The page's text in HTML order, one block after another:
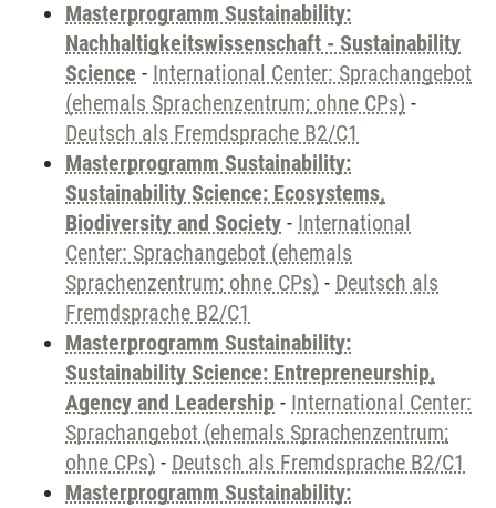
Masterprogramm Sustainability:
Nachhaltigkeitswissenschaft - Sustainability
Science - International Center: Sprachangebot
(ehemals Sprachenzentrum; ohne CPs) -
Deutsch als Fremdsprache B2/C1
Masterprogramm Sustainability:
Sustainability Science: Ecosystems,
Biodiversity and Society - International
Center: Sprachangebot (ehemals
Sprachenzentrum; ohne CPs) - Deutsch als
Fremdsprache B2/C1
Masterprogramm Sustainability:
Sustainability Science: Entrepreneurship,
Agency and Leadership - International Center:
Sprachangebot (ehemals Sprachenzentrum;
ohne CPs) - Deutsch als Fremdsprache B2/C1
Masterprogramm Sustainability: